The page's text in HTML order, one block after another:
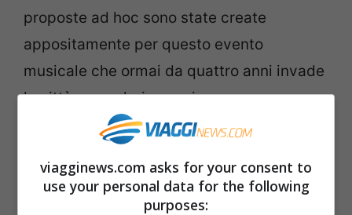
proposte ad hoc sono state create
appositamente per questo evento
musicale che ormai da quattro anni invade
la città con colori e musica.
Alla Fiera di Rimini non c’è angolo dei sei
padiglioni utilizzati che non sia occupato
dai ballerini impegnati a riscaldarsi e a
viagginews.com asks for your consent to
use your personal data for the following
purposes: